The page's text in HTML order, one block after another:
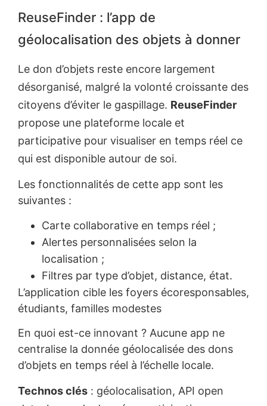
ReuseFinder : l’app de
géolocalisation des objets à donner
Le don d’objets reste encore largement
désorganisé, malgré la volonté croissante des
citoyens d’éviter le gaspillage. ReuseFinder
propose une plateforme locale et
participative pour visualiser en temps réel ce
qui est disponible autour de soi.
Les fonctionnalités de cette app sont les
suivantes :
Carte collaborative en temps réel ;
Alertes personnalisées selon la
localisation ;
Filtres par type d’objet, distance, état.
L’application cible les foyers écoresponsables,
étudiants, familles modestes
En quoi est-ce innovant ? Aucune app ne
centralise la donnée géolocalisée des dons
d’objets en temps réel à l’échelle locale.
Technos clés : géolocalisation, API open